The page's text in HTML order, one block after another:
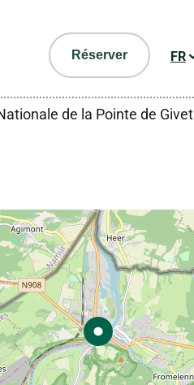
Réserver FR
de la Pointe de Givet